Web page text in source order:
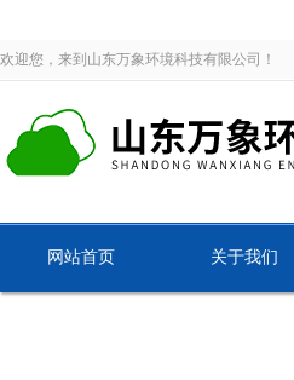
欢迎您，来到山东万象环境科技有限公司！
网站首页 关于我们